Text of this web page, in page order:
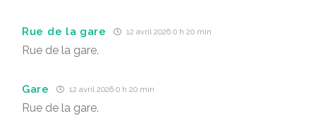
Rue de la gare 12 avril 2026 0 h 20 min
Rue de la gare.
Gare 12 avril 2026 0 h 20 min
Rue de la gare.